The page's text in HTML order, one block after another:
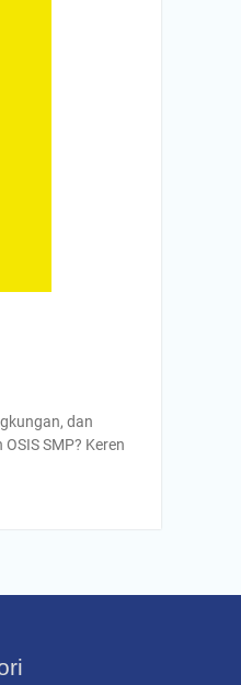
dan
SMP? Keren